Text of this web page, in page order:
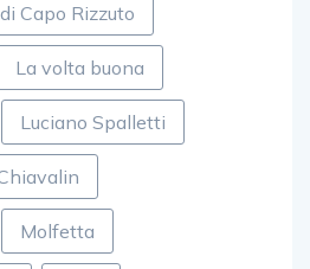
Capo Rizzuto
La volta buona
Luciano Spalletti
Molfetta